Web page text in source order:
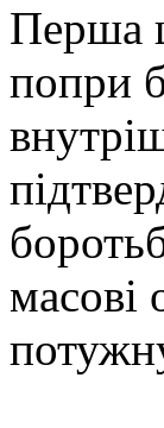
Перша
попри
масові